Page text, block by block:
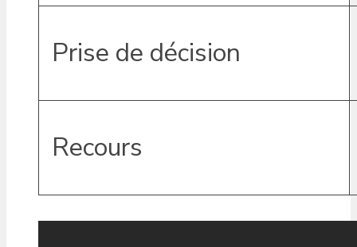
Prise de décision
Recours